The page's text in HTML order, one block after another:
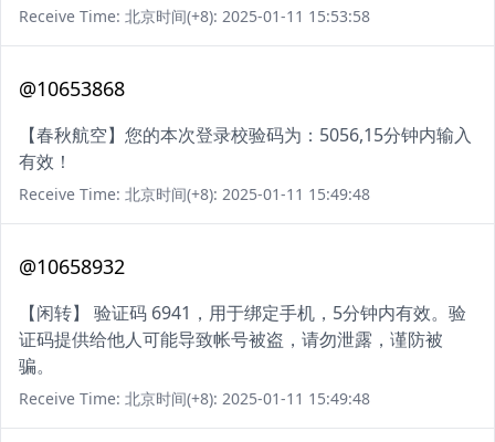
Receive Time: 北京时间(+8): 2025-01-11 15:53:58
@10653868
【春秋航空】您的本次登录校验码为：5056,15分钟内输入
有效！
Receive Time: 北京时间(+8): 2025-01-11 15:49:48
@10658932
【闲转】 验证码 6941，用于绑定手机，5分钟内有效。验
证码提供给他人可能导致帐号被盗，请勿泄露，谨防被
骗。
Receive Time: 北京时间(+8): 2025-01-11 15:49:48